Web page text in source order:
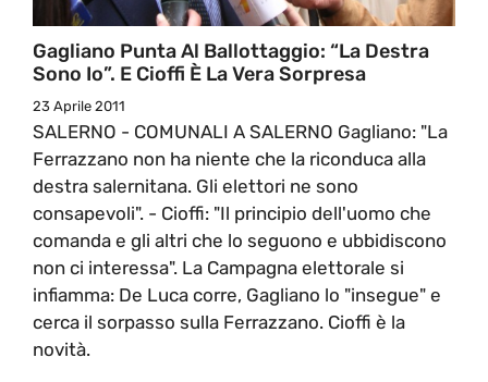
Gagliano Punta Al Ballottaggio: “la Destra
Sono Io”. E Cioffi È La Vera Sorpresa
23 Aprile 2011
SALERNO - COMUNALI A SALERNO Gagliano: "La
Ferrazzano non ha niente che la riconduca alla
destra salernitana. Gli elettori ne sono
consapevoli". - Cioffi: "Il principio dell'uomo che
comanda e gli altri che lo seguono e ubbidiscono
non ci interessa". La Campagna elettorale si
infiamma: De Luca corre, Gagliano lo "insegue" e
cerca il sorpasso sulla Ferrazzano. Cioffi è la
novità.